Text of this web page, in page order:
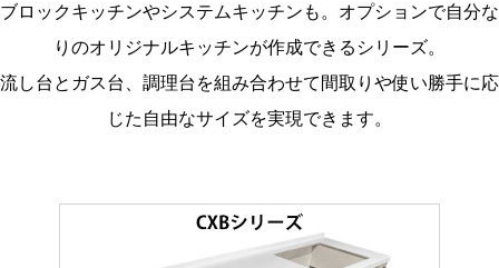
ブロックキッチンやシステムキッチンも。オプションで自分な
りのオリジナルキッチンが作成できるシリーズ。
流し台とガス台、調理台を組み合わせて間取りや使い勝手に応
じた自由なサイズを実現できます。